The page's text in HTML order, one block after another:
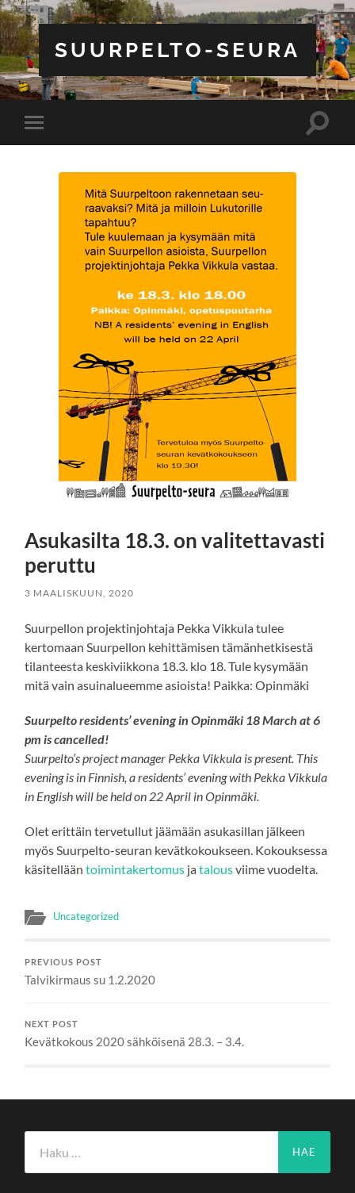
SUURPELTO-SEURA
Toggle
mobile
Toggle
Asukasilta 18.3. on valitettavasti
peruttu
3 MAALISKUUN, 2020
Suurpellon projektinjohtaja Pekka Vikkula tulee
kertomaan Suurpellon kehittämisen tämänhetkisestä
tilanteesta keskiviikkona 18.3. klo 18. Tule kysymään
mitä vain asuinalueemme asioista! Paikka: Opinmäki
Suurpelto residents’ evening in Opinmäki 18 March at 6
pm is cancelled!
Suurpelto’s project manager Pekka Vikkula is present. This
evening is in Finnish, a residents’ evening with Pekka Vikkula
in English will be held on 22 April in Opinmäki.
Olet erittäin tervetullut jäämään asukasillan jälkeen
myös Suurpelto-seuran kevätkokoukseen. Kokouksessa
käsitellääntoimintakertomus jatalousviime vuodelta.
Uncategorized
PREVIOUS POST
Talvikirmaus su 1.2.2020
NEXT POST
Kevätkokous 2020 sähköisenä 28.3. – 3.4.